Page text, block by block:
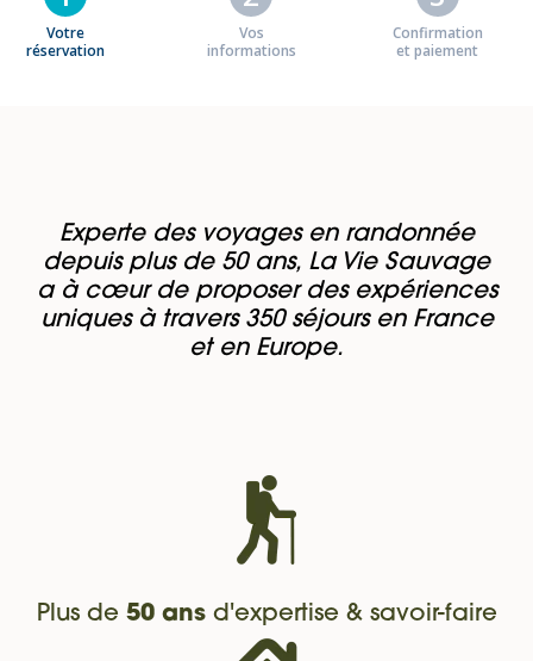
Experte des voyages en randonnée
depuis plus de 50 ans, La Vie Sauvage
a à cœur de proposer des expériences
uniques à travers 350 séjours en France
et en Europe.
Plus de 50 ansd'expertise & savoir-faire